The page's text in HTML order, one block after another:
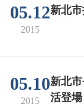
05.12
2015
新北
05.10
2015
新北
活登場